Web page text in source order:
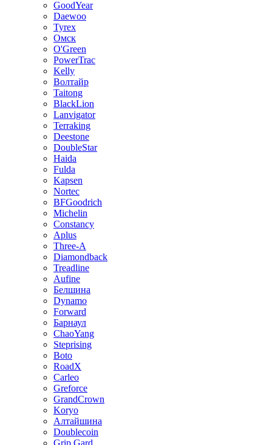
GoodYear
Daewoo
Tyrex
Омск
O'Green
PowerTrac
Kelly
Волтайр
Taitong
BlackLion
Lanvigator
Terraking
Deestone
DoubleStar
Haida
Fulda
Kapsen
Nortec
BFGoodrich
Michelin
Constancy
Aplus
Three-A
Diamondback
Treadline
Aufine
Белшина
Dynamo
Forward
Барнаул
ChaoYang
Steprising
Boto
RoadX
Carleo
Greforce
GrandCrown
Koryo
Алтайшина
Doublecoin
Grip Gard